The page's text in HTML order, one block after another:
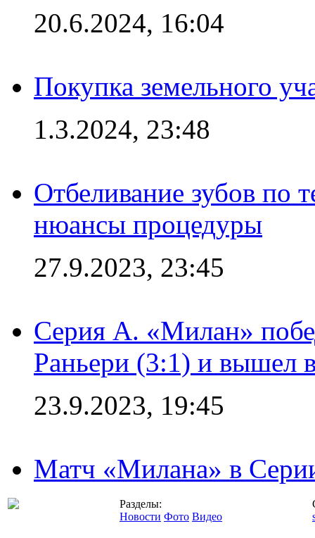
20.6.2024, 16:04
Покупка земельного
1.3.2024, 23:48
Отбеливание зубов по
нюансы процедуры
27.9.2023, 23:45
Серия А. «Милан»
Раньери (3:1) и вышел
23.9.2023, 19:45
Матч «Милана» в
Разделы:
Новости Фото Видео